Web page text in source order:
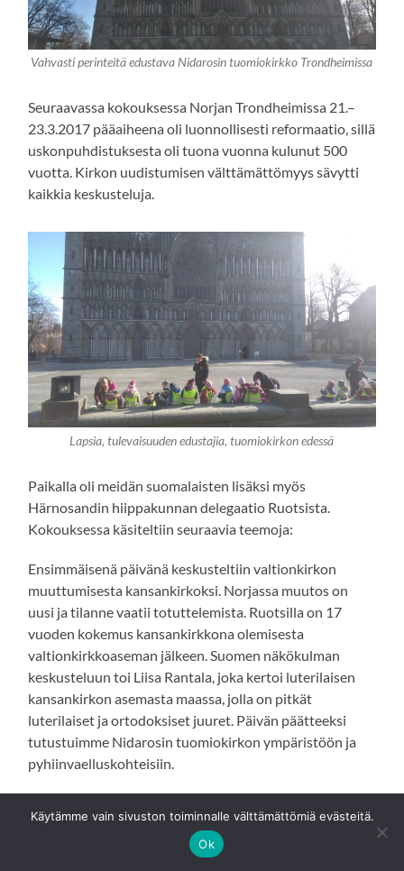
Vahvasti perinteitä edustava Nidarosin tuomiokirkko Trondheimissa
Seuraavassa kokouksessa Norjan Trondheimissa 21.–
23.3.2017 pääaiheena oli luonnollisesti reformaatio, sillä
uskonpuhdistuksesta oli tuona vuonna kulunut 500
vuotta. Kirkon uudistumisen välttämättömyys sävytti
kaikkia keskusteluja.
Lapsia, tulevaisuuden edustajia, tuomiokirkon edessä
Paikalla oli meidän suomalaisten lisäksi myös
Härnosandin hiippakunnan delegaatio Ruotsista.
Kokouksessa käsiteltiin seuraavia teemoja:
Ensimmäisenä päivänä keskusteltiin valtionkirkon
muuttumisesta kansankirkoksi. Norjassa muutos on
uusi ja tilanne vaatii totuttelemista. Ruotsilla on 17
vuoden kokemus kansankirkkona olemisesta
valtionkirkkoaseman jälkeen. Suomen näkökulman
keskusteluun toi Liisa Rantala, joka kertoi luterilaisen
kansankirkon asemasta maassa, jolla on pitkät
luterilaiset ja ortodoksiset juuret. Päivän päätteeksi
tutustuimme Nidarosin tuomiokirkon ympäristöön ja
pyhiinvaelluskohteisiin.
seminaari merenlahden toisella puolella Brekstadissa,
jonne matkustimme paikallisella lautalla. Professori, TT
Käytämme vain sivuston toiminnalle välttämättömiä evästeitä.
Ok